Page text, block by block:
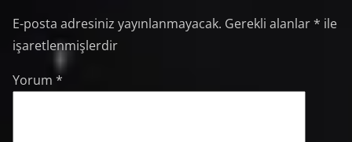
E-posta adresiniz yayınlanmayacak. Gerekli alanlar* ile
işaretlenmişlerdir
Yorum *